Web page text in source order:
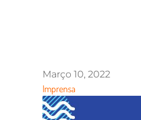
Março 10, 2022
Imprensa